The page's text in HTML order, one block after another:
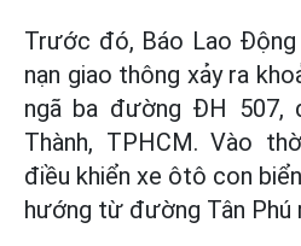
Trước đó, Báo Lao
nạn giao thông xảy ra
ngã ba đường ĐH 507,
Thành, TPHCM. Vào
điều khiển xe ôtô con
hướng từ đường Tân